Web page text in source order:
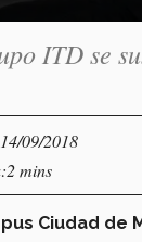
ITD se
09/2018
mins
Ciudad de